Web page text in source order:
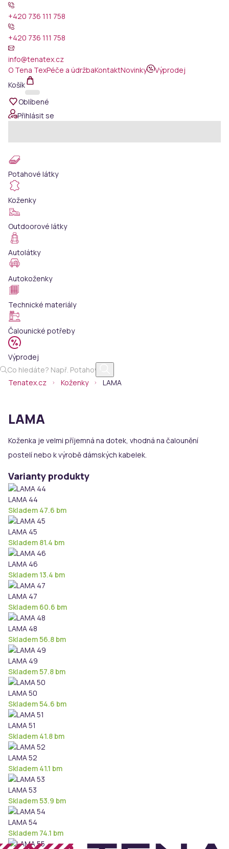
+420 736 111 758
+420 736 111 758
info@tenatex.cz
O Tena TexPéče a údržbaKontaktNovinky
Výprodej
Košík
Oblíbené
Přihlásit se
Potahové látky
Koženky
Outdoorové látky
Autolátky
Autokoženky
Technické materiály
Čalounické potřeby
Výprodej
Tenatex.cz Koženky LAMA
LAMA
Koženka je velmi příjemná na dotek, vhodná na čalounění
postelí nebo k výrobě dámských kabelek.
Varianty produkty
LAMA 44
Skladem 47.6 bm
LAMA 45
Skladem 81.4 bm
LAMA 46
Skladem 13.4 bm
LAMA 47
Skladem 60.6 bm
LAMA 48
Skladem 56.8 bm
LAMA 49
Skladem 57.8 bm
LAMA 50
Skladem 54.6 bm
LAMA 51
Skladem 41.8 bm
LAMA 52
Skladem 41.1 bm
LAMA 53
Skladem 53.9 bm
LAMA 54
Skladem 74.1 bm